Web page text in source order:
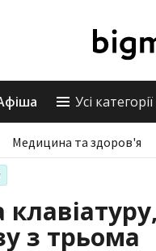
Усі категорії
Медицина та здоров'я
з трьома